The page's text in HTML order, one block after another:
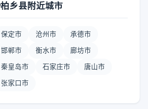
柏乡县附近城市
保定市 沧州市 承德市
邯郸市 衡水市 廊坊市
秦皇岛市 石家庄市 唐山市
张家口市